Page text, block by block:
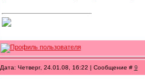
Дата: Четверг, 24.01.08, 16:22 | Сообщение # 9